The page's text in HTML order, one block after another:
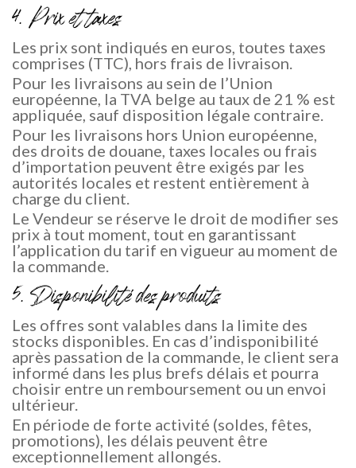
4. Prix et taxes
Les prix sont indiqués en euros, toutes taxes
comprises (TTC), hors frais de livraison.
Pour les livraisons au sein de l’Union
européenne, la TVA belge au taux de 21 % est
appliquée, sauf disposition légale contraire.
Pour les livraisons hors Union européenne,
des droits de douane, taxes locales ou frais
d’importation peuvent être exigés par les
autorités locales et restent entièrement à
charge du client.
Le Vendeur se réserve le droit de modifier ses
prix à tout moment, tout en garantissant
l’application du tarif en vigueur au moment de
la commande.
5. Disponibilité des produits
Les offres sont valables dans la limite des
stocks disponibles. En cas d’indisponibilité
après passation de la commande, le client sera
informé dans les plus brefs délais et pourra
choisir entre un remboursement ou un envoi
ultérieur.
En période de forte activité (soldes, fêtes,
promotions), les délais peuvent être
exceptionnellement allongés.